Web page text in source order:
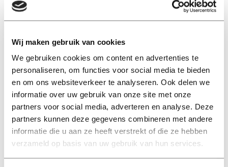
Wij maken gebruik van cookies
We gebruiken cookies om content en advertenties te
personaliseren, om functies voor social media te bieden
en om ons websiteverkeer te analyseren. Ook delen we
informatie over uw gebruik van onze site met onze
partners voor social media, adverteren en analyse. Deze
partners kunnen deze gegevens combineren met andere
informatie die u aan ze heeft verstrekt of die ze hebben
verzameld op basis van uw gebruik van hun services.
22 mei 2025
Last van faalangst? ‘Van falen
kun je juist leren’
21 mei 2025
Nieuws
Pisnijdige Wim van de Donk bij
academische jaaropening: ‘We
gaan ons verzetten tegen
bezuinigingen’